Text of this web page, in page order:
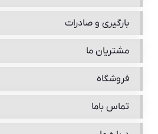
بارگیری و صادرات
مشتریان ما
فروشگاه
تماس باما